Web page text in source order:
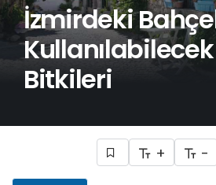
İzmirdeki
Bitkileri
+ -